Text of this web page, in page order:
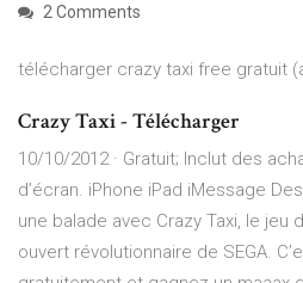
2 Comments
télécharger crazy taxi free gratuit
Crazy Taxi - Télécharger
10/10/2012 · Gratuit; Inclut des
d’écran. iPhone iPad iMessage
une balade avec Crazy Taxi, le jeu
ouvert révolutionnaire de SEGA.